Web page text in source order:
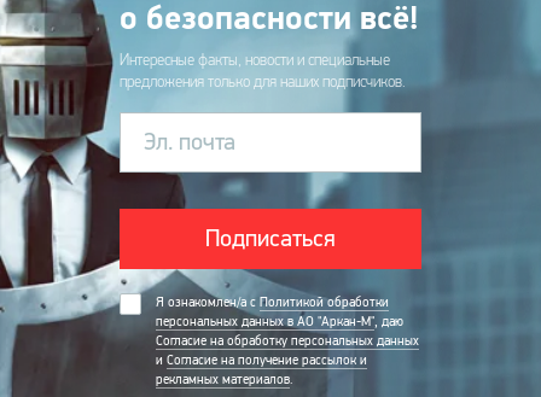
о безопасности всё!
Интересные факты, новости и специальные
предложения только для наших подписчиков.
Эл. почта
Подписаться
Я ознакомлен/а с Политикой обработки
персональных данных в АО "Аркан-М", даю
Согласие на обработку персональных данных
и Согласие на получение рассылок и
рекламных материалов.